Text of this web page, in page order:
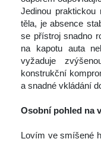
Jedinou
těla, je absence
e přístroj snadno
na kapotu auta
vyžaduje
konstrukční
a snadné vkládání
Osobní pohled na
Lovím ve smíšené